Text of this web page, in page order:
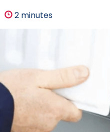
2 minutes